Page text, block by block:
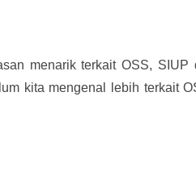
menarik terkait OSS, SIUP
kita mengenal lebih terkait